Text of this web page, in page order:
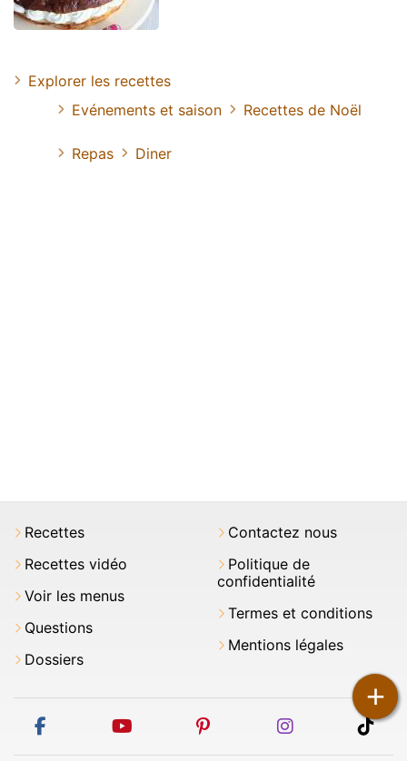
+
Explorer les recettes
Evénements et saison
Recettes de Noël
Repas Diner
Recettes
Recettes vidéo
Voir les menus
Questions
Dossiers
Contactez nous
Politique de
confidentialité
Termes et conditions
Mentions légales
facebook youtube pinterest instagram